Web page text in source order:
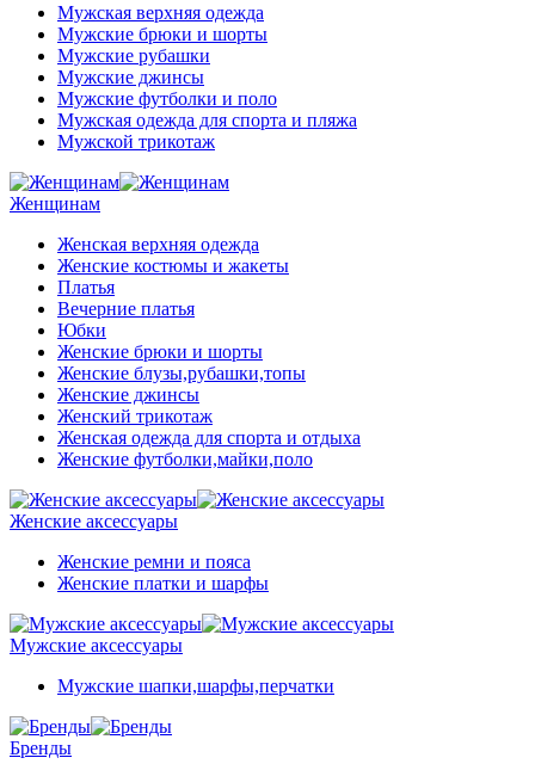
Мужская верхняя одежда
Мужские брюки и шорты
Мужские рубашки
Мужские джинсы
Мужские футболки и поло
Мужская одежда для спорта и пляжа
Мужской трикотаж
Женщинам
Женская верхняя одежда
Женские костюмы и жакеты
Платья
Вечерние платья
Юбки
Женские брюки и шорты
Женские блузы,рубашки,топы
Женские джинсы
Женский трикотаж
Женская одежда для спорта и отдыха
Женские футболки,майки,поло
Женские аксессуары
Женские ремни и пояса
Женские платки и шарфы
Мужские аксессуары
Мужские шапки,шарфы,перчатки
Бренды